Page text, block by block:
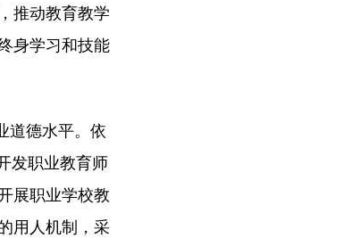
推动教育教学
身学习和技能
道德水平。依
发职业教育师
展职业学校教
用人机制，采